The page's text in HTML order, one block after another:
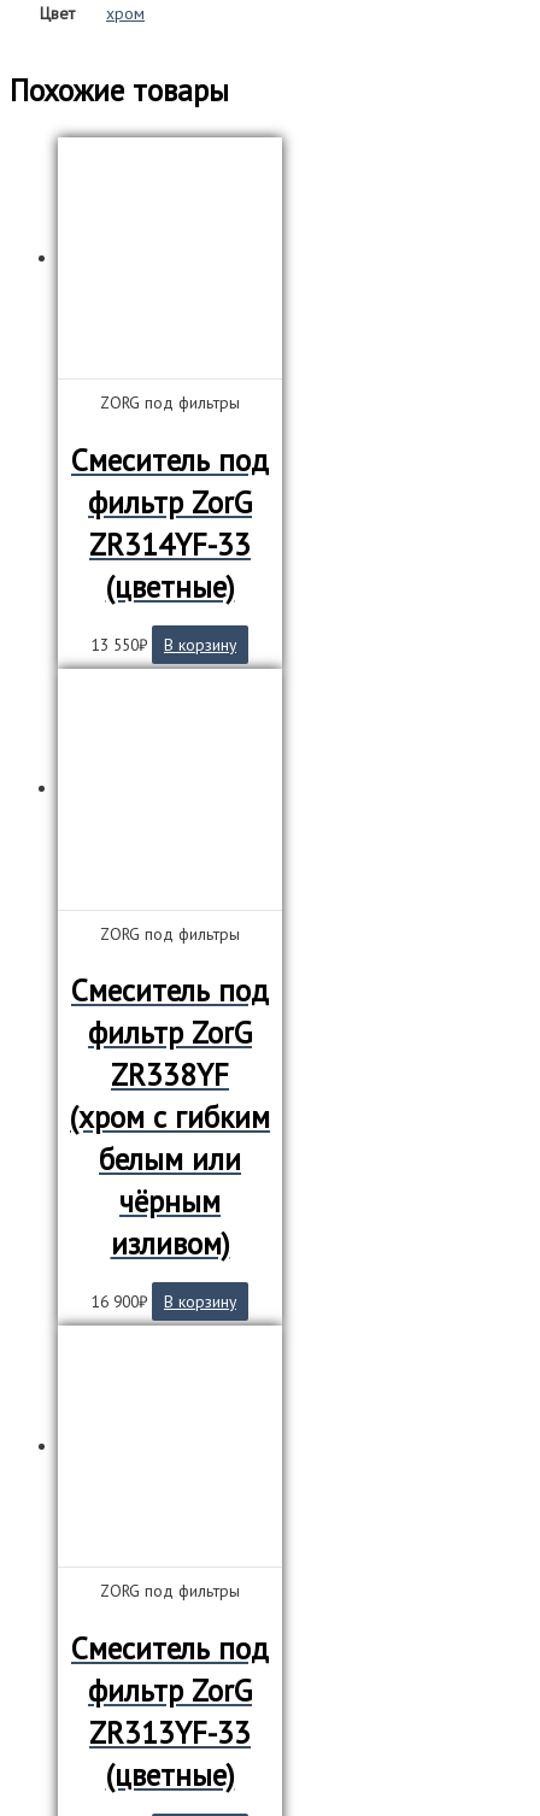
Цвет хром
Похожие товары
ZORG под фильтры
Смеситель под
фильтр ZorG
ZR314YF-33
(цветные)
13 550₽ В корзину
ZORG под фильтры
Смеситель под
фильтр ZorG
ZR338YF
(хром с гибким
белым или
чёрным
изливом)
16 900₽ В корзину
ZORG под фильтры
Смеситель под
фильтр ZorG
ZR313YF-33
(цветные)